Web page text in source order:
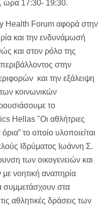
ώρα 17:30- 19:30.
Health Forum αφορά στην
και την ενδυνάμωσή
και στον ρόλο της
στην
και την εξάλειψη
των κοινωνικών
το
Hellas "Οι αθλήτριες
το οποίο υλοποιείται
Ιδρύματος Ιωάννη Σ.
των οικογενειών και
νοητική αναπηρία
συμμετάσχουν στα
αθλητικές δράσεις των